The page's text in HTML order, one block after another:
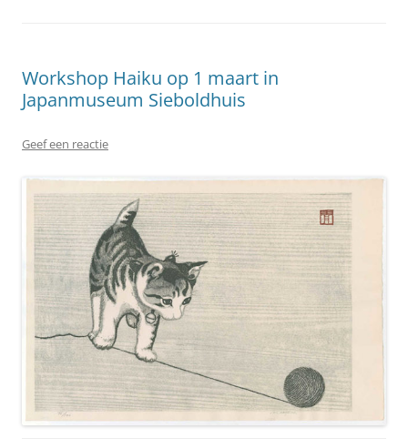
Workshop Haiku op 1 maart in
Japanmuseum Sieboldhuis
Geef een reactie